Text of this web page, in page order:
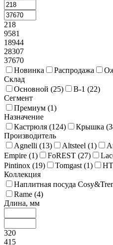
218
9581
18944
28307
37670
Новинка
Распродажа
Склад
Основной (25) В-1 (22)
Сегмент
Премиум (1)
Назначение
Кастрюля (124) Крышка (
Производитель
Agnelli (13) Altsteel (1)
Empire (1) FoREST (27)
Pintinox (19) Tomgast (1)
Коллекция
Наплитная посуда
Rame (4)
Длина, мм
320
415